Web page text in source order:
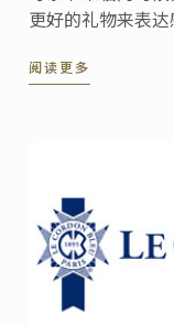
更好的礼物来表达
阅读更多